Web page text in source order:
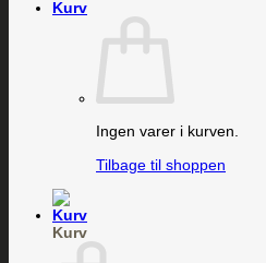
Ingen varer i kurven.
Tilbage til shoppen
Kurv